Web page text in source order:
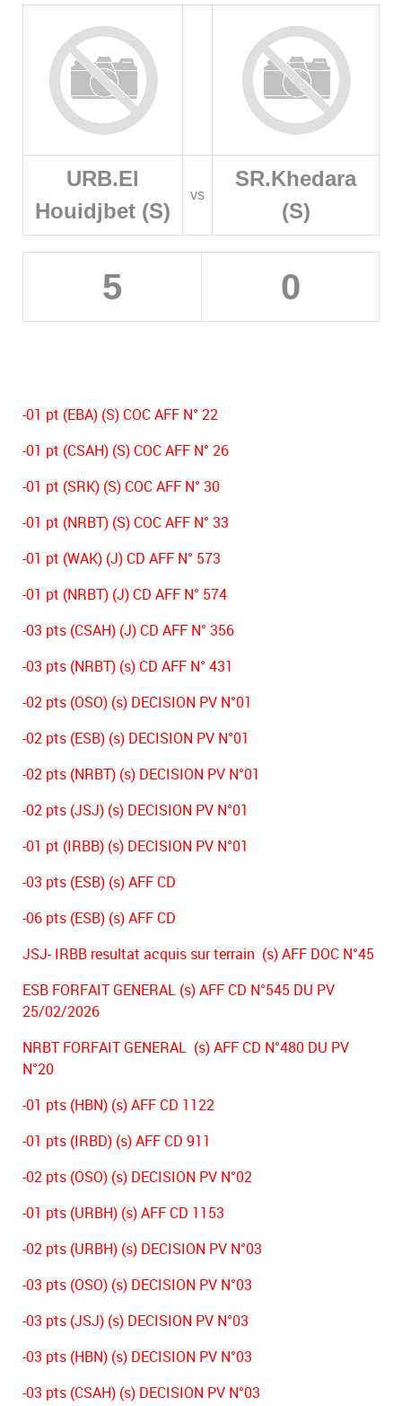
URB.El
Houidjbet (S)
vs
SR.Khedara
(S)
5 0
-01 pt (EBA) (S) COC AFF N° 22
-01 pt (CSAH) (S) COC AFF N° 26
-01 pt (SRK) (S) COC AFF N° 30
-01 pt (NRBT) (S) COC AFF N° 33
-01 pt (WAK) (J) CD AFF N° 573
-01 pt (NRBT) (J) CD AFF N° 574
-03 pts (CSAH) (J) CD AFF N° 356
-03 pts (NRBT) (s) CD AFF N° 431
-02 pts (OSO) (s) DECISION PV N°01
-02 pts (ESB) (s) DECISION PV N°01
-02 pts (NRBT) (s) DECISION PV N°01
-02 pts (JSJ) (s) DECISION PV N°01
-01 pt (IRBB) (s) DECISION PV N°01
-03 pts (ESB) (s) AFF CD
-06 pts (ESB) (s) AFF CD
JSJ- IRBB resultat acquis sur terrain (s) AFF DOC N°45
ESB FORFAIT GENERAL (s) AFF CD N°545 DU PV
25/02/2026
NRBT FORFAIT GENERAL (s) AFF CD N°480 DU PV
N°20
-01 pts (HBN) (s) AFF CD 1122
-01 pts (IRBD) (s) AFF CD 911
-02 pts (OSO) (s) DECISION PV N°02
-01 pts (URBH) (s) AFF CD 1153
-02 pts (URBH) (s) DECISION PV N°03
-03 pts (OSO) (s) DECISION PV N°03
-03 pts (JSJ) (s) DECISION PV N°03
-03 pts (HBN) (s) DECISION PV N°03
-03 pts (CSAH) (s) DECISION PV N°03